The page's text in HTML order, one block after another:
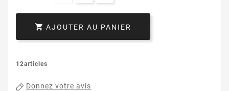
 AJOUTER AU PANIER
12articles
Donnez votre avis